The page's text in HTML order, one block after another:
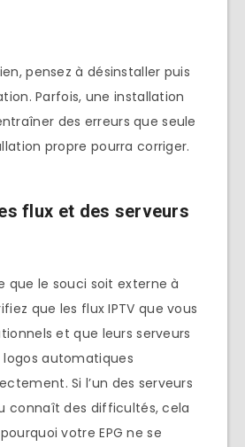
pensez à désinstaller puis
Parfois, une installation
des erreurs que seule
propre pourra corriger.
flux et des serveurs
que le souci soit externe à
que les flux IPTV que vous
et que leurs serveurs
automatiques
Si l’un des serveurs
connaît des difficultés, cela
votre EPG ne se